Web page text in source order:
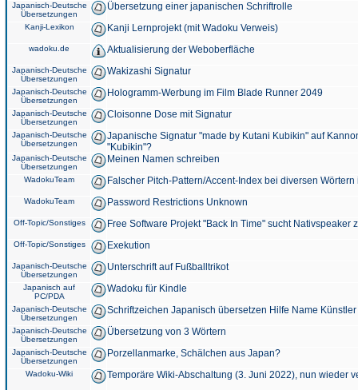
Japanisch-Deutsche
Übersetzungen
Übersetzung einer japanischen Schriftrolle
Kanji-Lexikon Kanji Lernprojekt (mit Wadoku Verweis)
wadoku.de Aktualisierung der Weboberfläche
Japanisch-Deutsche
Übersetzungen
Wakizashi Signatur
Japanisch-Deutsche
Übersetzungen
Hologramm-Werbung im Film Blade Runner 2049
Japanisch-Deutsche
Übersetzungen
Cloisonne Dose mit Signatur
Japanisch-Deutsche
Übersetzungen
Japanische Signatur "made by Kutani Kubikin" auf
"Kubikin"?
Japanisch-Deutsche
Übersetzungen
Meinen Namen schreiben
WadokuTeam Falscher Pitch-Pattern/Accent-Index bei diversen
WadokuTeam Password Restrictions Unknown
Off-Topic/Sonstiges Free Software Projekt "Back In Time" sucht Nativspeaker
Off-Topic/Sonstiges Exekution
Japanisch-Deutsche
Übersetzungen
Unterschrift auf Fußballtrikot
Japanisch auf
PC/PDA
Wadoku für Kindle
Japanisch-Deutsche
Übersetzungen
Schriftzeichen Japanisch übersetzen Hilfe Name
Japanisch-Deutsche
Übersetzungen
Übersetzung von 3 Wörtern
Japanisch-Deutsche
Übersetzungen
Porzellanmarke, Schälchen aus Japan?
Wadoku-Wiki Temporäre Wiki-Abschaltung (3. Juni 2022), nun wieder